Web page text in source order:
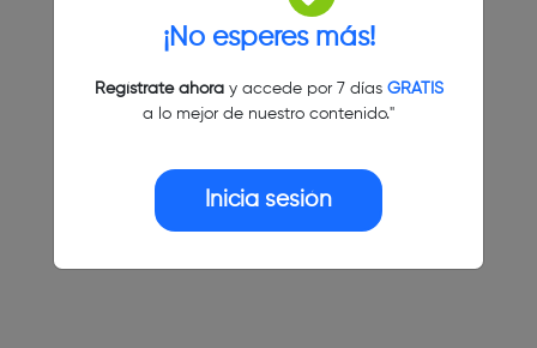
¡No esperes más!
Regístrate ahoray accede por 7 días GRATIS
a lo mejor de nuestro contenido."
Inicia sesión